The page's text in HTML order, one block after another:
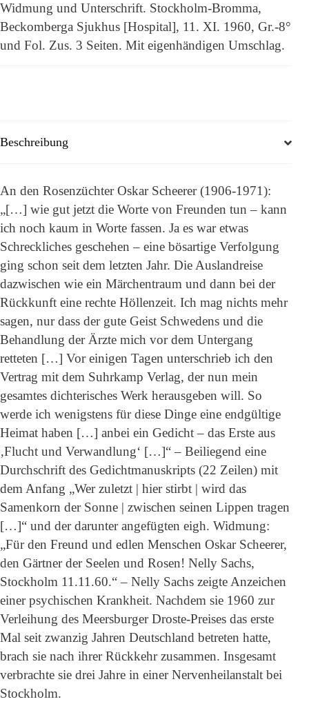
Widmung und Unterschrift. Stockholm-Bromma,
Beckomberga Sjukhus [Hospital], 11. XI. 1960, Gr.-8°
und Fol. Zus. 3 Seiten. Mit eigenhändigen Umschlag.
Beschreibung
An den Rosenzüchter Oskar Scheerer (1906-1971):
„[…] wie gut jetzt die Worte von Freunden tun – kann
ich noch kaum in Worte fassen. Ja es war etwas
Schreckliches geschehen – eine bösartige Verfolgung
ging schon seit dem letzten Jahr. Die Auslandreise
dazwischen wie ein Märchentraum und dann bei der
Rückkunft eine rechte Höllenzeit. Ich mag nichts mehr
sagen, nur dass der gute Geist Schwedens und die
Behandlung der Ärzte mich vor dem Untergang
retteten […] Vor einigen Tagen unterschrieb ich den
Vertrag mit dem Suhrkamp Verlag, der nun mein
gesamtes dichterisches Werk herausgeben will. So
werde ich wenigstens für diese Dinge eine endgültige
Heimat haben […] anbei ein Gedicht – das Erste aus
‚Flucht und Verwandlung‘ […]“ – Beiliegend eine
Durchschrift des Gedichtmanuskripts (22 Zeilen) mit
dem Anfang „Wer zuletzt | hier stirbt | wird das
Samenkorn der Sonne | zwischen seinen Lippen tragen
[…]“ und der darunter angefügten eigh. Widmung:
„Für den Freund und edlen Menschen Oskar Scheerer,
den Gärtner der Seelen und Rosen! Nelly Sachs,
Stockholm 11.11.60.“ – Nelly Sachs zeigte Anzeichen
einer psychischen Krankheit. Nachdem sie 1960 zur
Verleihung des Meersburger Droste-Preises das erste
Mal seit zwanzig Jahren Deutschland betreten hatte,
brach sie nach ihrer Rückkehr zusammen. Insgesamt
verbrachte sie drei Jahre in einer Nervenheilanstalt bei
Stockholm.